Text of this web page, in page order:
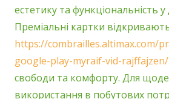
естетику та функціональність у
Преміальні картки
https://combrailles.altimax.com/
google-play-myraif-vid-rajffajzen/
свободи та комфорту. Для
використання в побутових